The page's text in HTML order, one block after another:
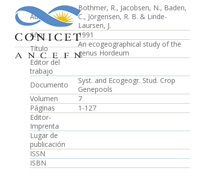
Autor
Bothmer, R., Jacobsen, N., Baden,
C., Jörgensen, R. B. & Linde-
Laursen, J.
Año
1991
Título
An ecogeographical study of the
genus Hordeum
Editor del
trabajo
Documento
Syst. and Ecogeogr. Stud. Crop
Genepools
Volumen
7
Páginas
1-127
Editor-
Imprenta
Lugar de
publicación
ISSN
ISBN